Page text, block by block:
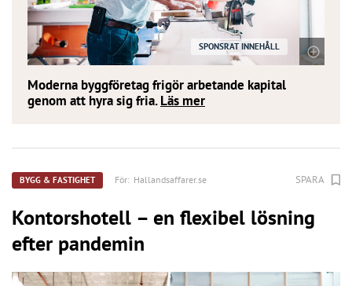
SPONSRAT INNEHÅLL
Moderna byggföretag frigör arbetande kapital
genom att hyra sig fria.Läs mer
BYGG & FASTIGHET För: Hallandsaffarer.se SPARA
Kontorshotell – en flexibel lösning
efter pandemin